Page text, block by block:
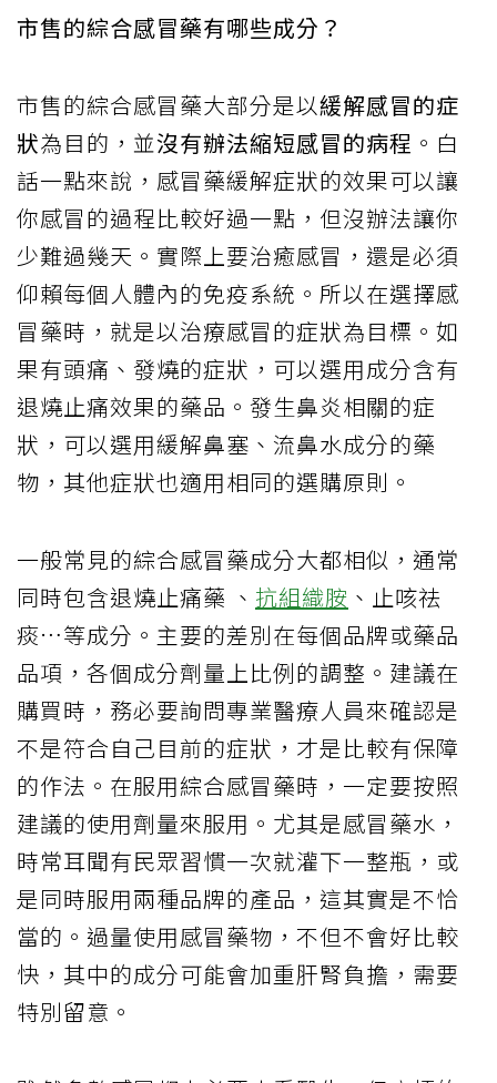
市售的綜合感冒藥有哪些成分？
市售的綜合感冒藥大部分是以緩解感冒的症
狀為目的，並沒有辦法縮短感冒的病程 。白
話一點來說，感冒藥緩解症狀的效果可以讓
你感冒的過程比較好過一點，但沒辦法讓你
少難過幾天。實際上要治癒感冒，還是必須
仰賴每個人體內的免疫系統。所以在選擇感
冒藥時，就是以治療感冒的症狀為目標。如
果有頭痛、發燒的症狀，可以選用成分含有
退燒止痛效果的藥品。發生鼻炎相關的症
狀，可以選用緩解鼻塞、流鼻水成分的藥
物，其他症狀也適用相同的選購原則。
一般常見的綜合感冒藥成分大都相似，通常
同時包含退燒止痛藥 、 抗組織胺 、止咳祛
痰…等成分。主要的差別在每個品牌或藥品
品項，各個成分劑量上比例的調整。建議在
購買時，務必要詢問專業醫療人員來確認是
不是符合自己目前的症狀，才是比較有保障
的作法。在服用綜合感冒藥時，一定要按照
建議的使用劑量來服用。尤其是感冒藥水，
時常耳聞有民眾習慣一次就灌下一整瓶，或
是同時服用兩種品牌的產品，這其實是不恰
當的。過量使用感冒藥物，不但不會好比較
快，其中的成分可能會加重肝腎負擔，需要
特別留意。